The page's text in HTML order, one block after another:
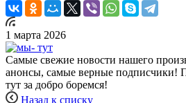
1 марта 2026
Самые свежие новости нашего
анонсы, самые верные подписчики!
тут за добро боремся!
Назад к списку